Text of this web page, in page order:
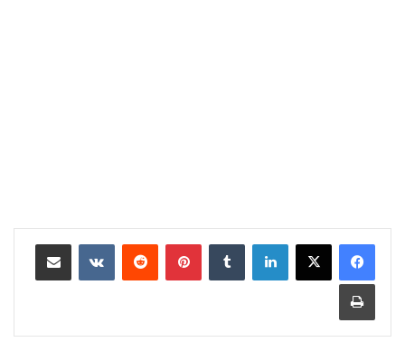
لينكدإن بينتيريست مشاركة عبر البريد
طباعة